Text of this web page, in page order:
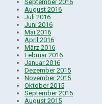
September 2016
August 2016
Juli 2016
Juni 2016
Mai 2016
April 2016
März 2016
Februar 2016
Januar 2016
Dezember 2015
November 2015
Oktober 2015
September 2015
August 2015